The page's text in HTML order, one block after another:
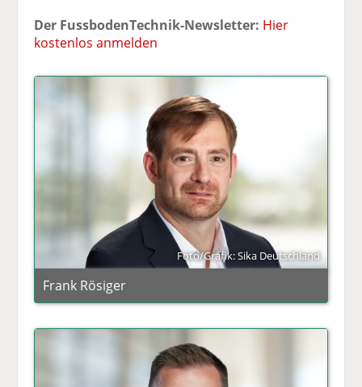
Der FussbodenTechnik-Newsletter: Hier
kostenlos anmelden
Foto/Grafik: Sika Deutschland
Frank Rösiger